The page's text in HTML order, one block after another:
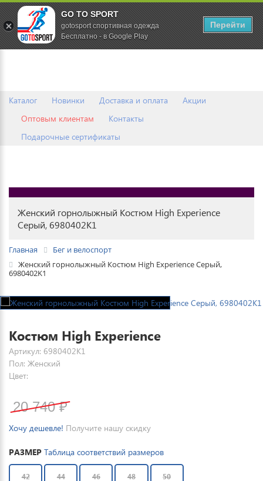
Каталог Новинки Доставка и оплата
Акции
Оптовым клиентам
Контакты
Подарочные сертификаты
0
Женский горнолыжный Костюм High Experience
Серый, 6980402K1
Главная
Бег и велоспорт
Женский горнолыжный Костюм High Experience Серый,
6980402K1
Костюм High Experience
Артикул: 6980402K1
Пол: Женский
Цвет:
20 740₽
Хочу дешевле! Получите нашу скидку
РАЗМЕР Таблица соответствий размеров
42 44 46 48 50
GO TO SPORT
gotosport спортивная одежда
Бесплатно - в Google Play
Перейти